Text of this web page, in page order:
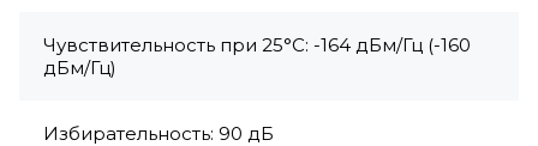
Чувствительность при 25°C: -164 дБм/Гц (-160
дБм/Гц)
Избирательность: 90 дБ